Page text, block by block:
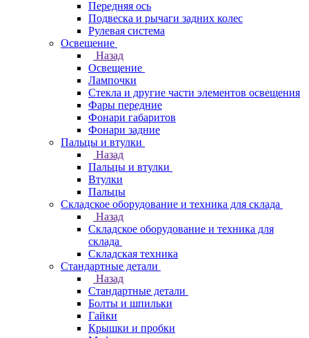
Передняя ось
Подвеска и рычаги задних колес
Рулевая система
Освещение
Назад
Освещение
Лампочки
Стекла и другие части элементов освещения
Фары передние
Фонари габаритов
Фонари задние
Пальцы и втулки
Назад
Пальцы и втулки
Втулки
Пальцы
Складское оборудование и техника для склада
Назад
Складское оборудование и техника для
склада
Складская техника
Стандартные детали
Назад
Стандартные детали
Болты и шпильки
Гайки
Крышки и пробки